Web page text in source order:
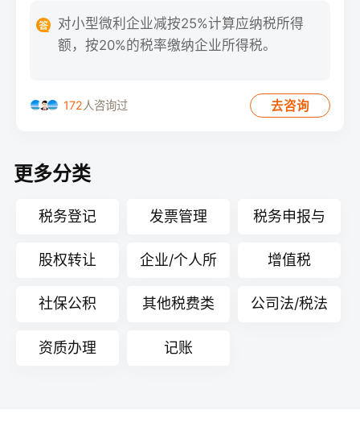
对小型微利企业减按25%计算应纳税所得
额，按20%的税率缴纳企业所得税。
172人咨询过 去咨询
更多分类
税务登记 发票管理 税务申报与
核算
股权转让 企业/个人所
得税
增值税
社保公积 其他税费类 公司法/税法
资质办理 记账